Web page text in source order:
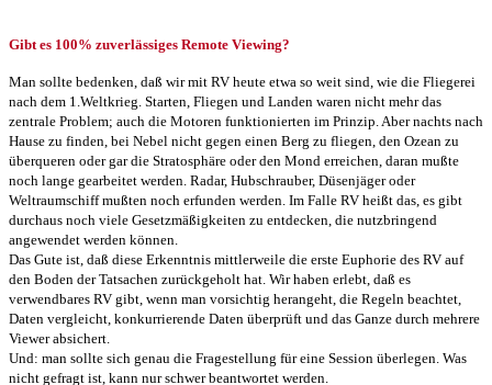
Gibt es 100% zuverlässiges Remote Viewing?
Man sollte bedenken, daß wir mit RV heute etwa so weit sind, wie die Fliegerei
nach dem 1.Weltkrieg. Starten, Fliegen und Landen waren nicht mehr das
zentrale Problem; auch die Motoren funktionierten im Prinzip. Aber nachts nach
Hause zu finden, bei Nebel nicht gegen einen Berg zu fliegen, den Ozean zu
überqueren oder gar die Stratosphäre oder den Mond erreichen, daran mußte
noch lange gearbeitet werden. Radar, Hubschrauber, Düsenjäger oder
Weltraumschiff mußten noch erfunden werden. Im Falle RV heißt das, es gibt
durchaus noch viele Gesetzmäßigkeiten zu entdecken, die nutzbringend
angewendet werden können.
Das Gute ist, daß diese Erkenntnis mittlerweile die erste Euphorie des RV auf
den Boden der Tatsachen zurückgeholt hat. Wir haben erlebt, daß es
verwendbares RV gibt, wenn man vorsichtig herangeht, die Regeln beachtet,
Daten vergleicht, konkurrierende Daten überprüft und das Ganze durch mehrere
Viewer absichert.
Und: man sollte sich genau die Fragestellung für eine Session überlegen. Was
nicht gefragt ist, kann nur schwer beantwortet werden.